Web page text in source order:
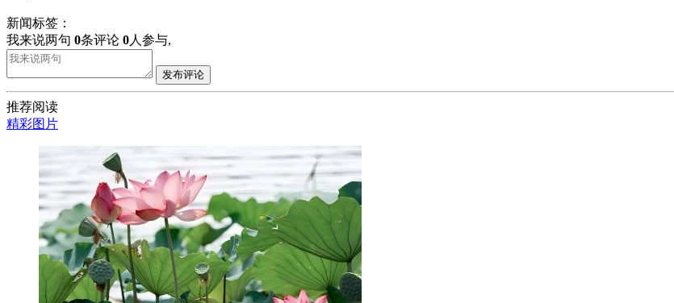
新闻标签：
我来说两句 0条评论 0人参与,
发布评论
推荐阅读